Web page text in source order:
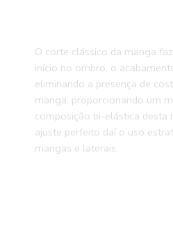
O corte clássico da manga
início no ombro, o
eliminando a presença de
manga, proporcionando um
composição bi-elástica desta
ajuste perfeito daí o uso
mangas e laterais.